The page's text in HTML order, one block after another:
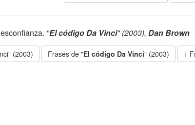
"El código Da Vinci" (2003), Dan Brown
(2003) Frases de "El código Da Vinci" (2003)